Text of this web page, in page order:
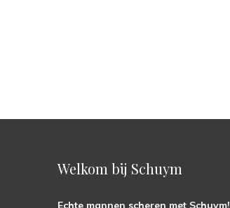
Welkom bij Schuym
Echte mannen scheren met Schuym!